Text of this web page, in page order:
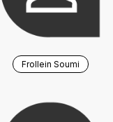
Frollein Soumi